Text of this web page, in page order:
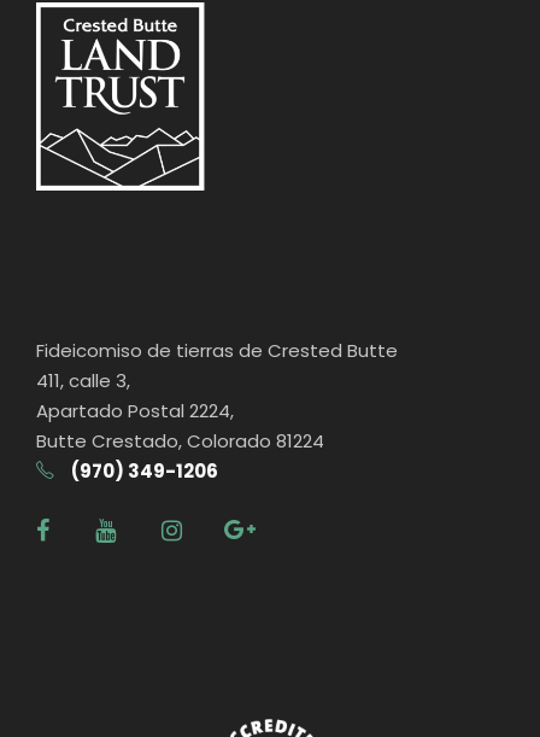
Fideicomiso de tierras de Crested Butte
411, calle 3,
Apartado Postal 2224,
Butte Crestado, Colorado 81224
(970) 349-1206